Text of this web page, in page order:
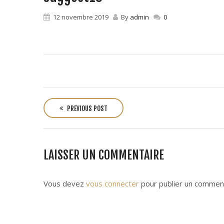
12 novembre 2019 By admin 0
o
s
t
n
a
i
PREVIOUS POST
LAISSER UN COMMENTAIRE
Vous devez vous connecter pour publier un